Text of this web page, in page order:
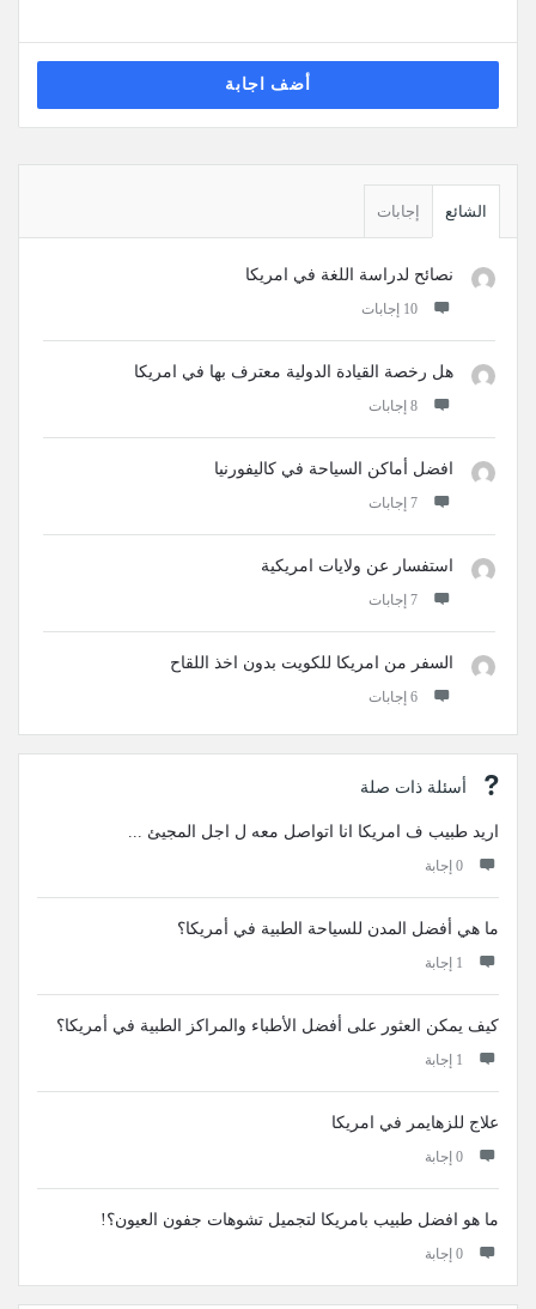
أضف اجابة
الجانبيةالشائع إجابات
نصائح لدراسة اللغة في امريكا
‫10 إجابات
هل رخصة القيادة الدولية معترف بها في امريكا
‫8 إجابات
افضل أماكن السياحة في كاليفورنيا
‫7 إجابات
استفسار عن ولايات امريكية
‫7 إجابات
السفر من امريكا للكويت بدون اخذ اللقاح
‫6 إجابات
أسئلة ذات صلة
اريد طبيب ف امريكا انا اتواصل معه ل اجل المجيئ ...
‫0 إجابة
ما هي أفضل المدن للسياحة الطبية في أمريكا؟
‫1 إجابة
كيف يمكن العثور على أفضل الأطباء والمراكز الطبية في أمريكا؟
‫1 إجابة
علاج للزهايمر في امريكا
‫0 إجابة
ما هو افضل طبيب بامريكا لتجميل تشوهات جفون العيون؟!
‫0 إجابة